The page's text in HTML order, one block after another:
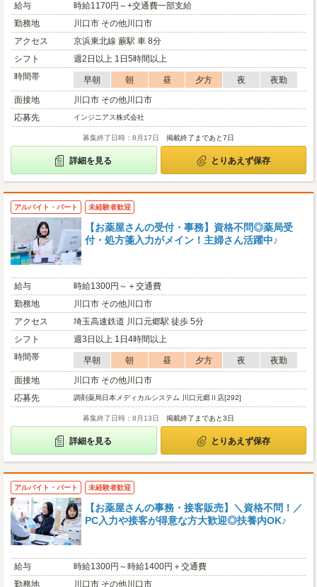
給与
時給1170円～+交通費一部支給
勤務地
川口市 その他川口市
アクセス
京浜東北線 蕨駅 車 8分
シフト
週2日以上 1日5時間以上
時間帯
早朝 朝 昼 夕方 夜
夜勤
面接地
川口市 その他川口市
応募先
インジニアス株式会社
募集終了日時：8月17日 掲載終了まであと7日
詳細を見る とりあえず保存
アルバイト・パート 未経験者歓迎
【お薬屋さんの受付・事務】資格不問◎薬局受
付・処方箋入力がメイン！主婦さん活躍中♪
給与
時給1300円～＋交通費
勤務地
川口市 その他川口市
アクセス
埼玉高速鉄道 川口元郷駅 徒歩 5分
シフト
週3日以上 1日4時間以上
時間帯
早朝 朝 昼 夕方 夜
夜勤
面接地
川口市 その他川口市
応募先
調剤薬局日本メディカルシステム 川口元郷Ⅱ店[292]
募集終了日時：8月13日 掲載終了まであと3日
詳細を見る とりあえず保存
アルバイト・パート 未経験者歓迎
【お薬屋さんの事務・接客販売】＼資格不問！／
PC入力や接客が得意な方大歓迎◎扶養内OK♪
給与
時給1300円～時給1400円＋交通費
勤務地
川口市 その他川口市